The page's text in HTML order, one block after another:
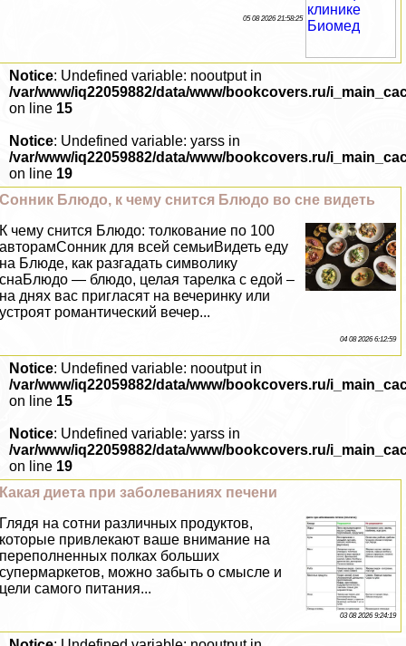
05 08 2026 21:58:25
Notice: Undefined variable: nooutput in
/var/www/iq22059882/data/www/bookcovers.ru/
on line 15
Notice: Undefined variable: yarss in
/var/www/iq22059882/data/www/bookcovers.ru/
on line 19
Сонник Блюдо, к чему снится Блюдо во сне видеть
К чему снится Блюдо: толкование по 100
авторамСонник для всей семьиВидеть еду
на Блюде, как разгадать символику
снаБлюдо — блюдо, целая тарелка с едой –
на днях вас пригласят на вечеринку или
устроят романтический вечер...
04 08 2026 6:12:59
Notice: Undefined variable: nooutput in
/var/www/iq22059882/data/www/bookcovers.ru/
on line 15
Notice: Undefined variable: yarss in
/var/www/iq22059882/data/www/bookcovers.ru/
on line 19
Какая диета при заболеваниях печени
Глядя на сотни различных продуктов,
которые привлекают ваше внимание на
переполненных полках больших
супермаркетов, можно забыть о смысле и
цели самого питания...
03 08 2026 9:24:19